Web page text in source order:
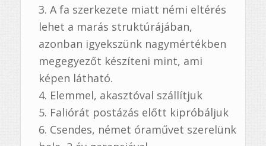
A fa szerkezete miatt némi eltérés
lehet a marás struktúrájában,
azonban igyekszünk nagymértékben
megegyezőt készíteni mint, ami
képen látható.
Elemmel, akasztóval szállítjuk
Faliórát postázás előtt kipróbáljuk
Csendes, német óraművet szerelünk